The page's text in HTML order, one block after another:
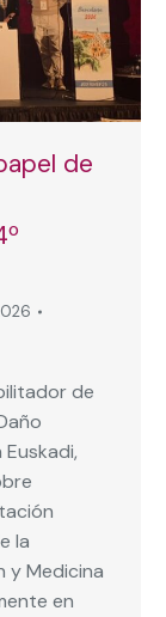
de
de
la
y Medicina
en